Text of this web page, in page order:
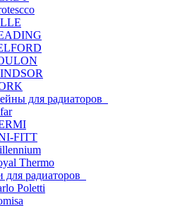
для радиаторов
FITT
Thermo
для радиаторов
Poletti